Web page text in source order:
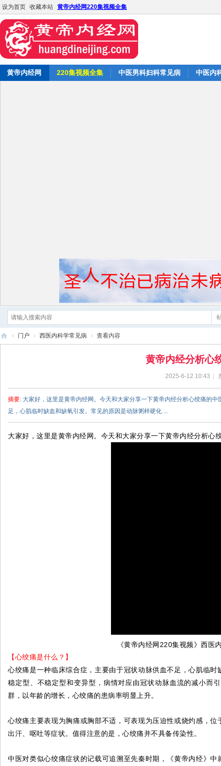
设为首页 收藏本站 黄帝内经网220集视频全集
黄帝内经网 220集视频全集 中医男科妇科常见病 中医内
› 门户 › 西医内科学常见病 › 查看内容
黄帝内经分析心
2025-6-12 10:43
摘要: 大家好，这里是黄帝内经网。今天和大家分享一下黄帝内经分析心绞痛的
足，心肌临时缺血和缺氧引发。常见的原因是动脉粥样硬化 ...
大家好，这里是黄帝内经网。今天和大家分享一下黄帝内经分析心
《黄帝内经网220集视频》西医
【心绞痛是什么？】
心绞痛是一种临床综合症，主要由于冠状动脉供血不足，心肌临
稳定型、不稳定型和变异型，病情对应由冠状动脉血流的减小而
群，以年龄的增长，心绞痛的患病率明显上升。
心绞痛主要表现为胸痛或胸部不适，可表现为压迫性或烧灼感，
出汗、呕吐等症状。值得注意的是，心绞痛并不具备传染性。
中医对类似心绞痛症状的记载可追溯至先秦时期，《黄帝内经》中